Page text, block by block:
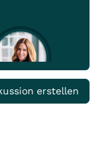
erstellen